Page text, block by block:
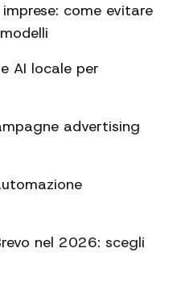
come evitare
AI locale per
advertising
nel 2026: scegli